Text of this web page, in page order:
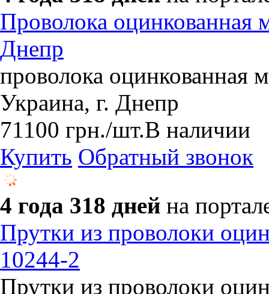
Проволока
Днепр
проволока
Украина, г. Днепр
71100 грн./шт.В наличии
Купить Обратный звонок
4 года 318 дней на
Прутки из проволоки
10244-2
Прутки из проволоки